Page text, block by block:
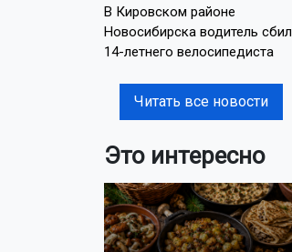
В Кировском районе
Новосибирска водитель сбил
14-летнего велосипедиста
Читать все новости
Это интересно